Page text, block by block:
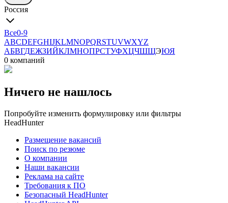
Россия
Все0-9
ABCDEFGHIJKLMNOPQRSTUVWXYZ
АБВГДЕЖЗИЙКЛМНОПРСТУФХЦЧШЩЭЮЯ
0 компаний
Ничего не нашлось
Попробуйте изменить формулировку или фильтры
HeadHunter
Размещение вакансий
Поиск по резюме
О компании
Наши вакансии
Реклама на сайте
Требования к ПО
Безопасный HeadHunter